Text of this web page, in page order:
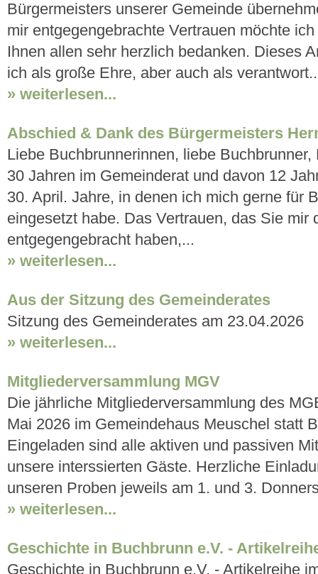
Bürgermeisters unserer Gemeinde
mir entgegengebrachte Vertrauen möchte
Ihnen allen sehr herzlich bedanken. Dieses
ich als große Ehre, aber auch als
» weiterlesen...
Abschied & Dank des Bürgermeisters
Liebe Buchbrunnerinnen, liebe
30 Jahren im Gemeinderat und davon 12
30. April. Jahre, in denen ich mich gerne für
eingesetzt habe. Das Vertrauen, das Sie mir
entgegengebracht haben,...
» weiterlesen...
Aus der Sitzung des Gemeinderates
Sitzung des Gemeinderates am 23.04.2026
» weiterlesen...
Mitgliederversammlung MGV
Die jährliche Mitgliederversammlung des
Mai 2026 im Gemeindehaus Meuschel statt
Eingeladen sind alle aktiven und passiven
unsere interssierten Gäste. Herzliche
unseren Proben jeweils am 1. und 3.
» weiterlesen...
Geschichte in Buchbrunn e.V. -
Geschichte in Buchbrunn e.V. - Artikelreihe